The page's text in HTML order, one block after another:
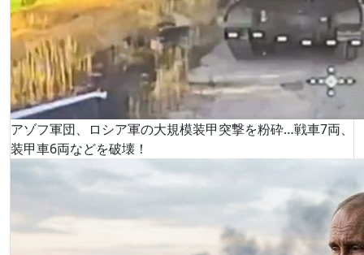
アゾフ軍団、ロシア軍の大規模装甲突撃を粉砕…戦車7両、
装甲車6両などを破壊！